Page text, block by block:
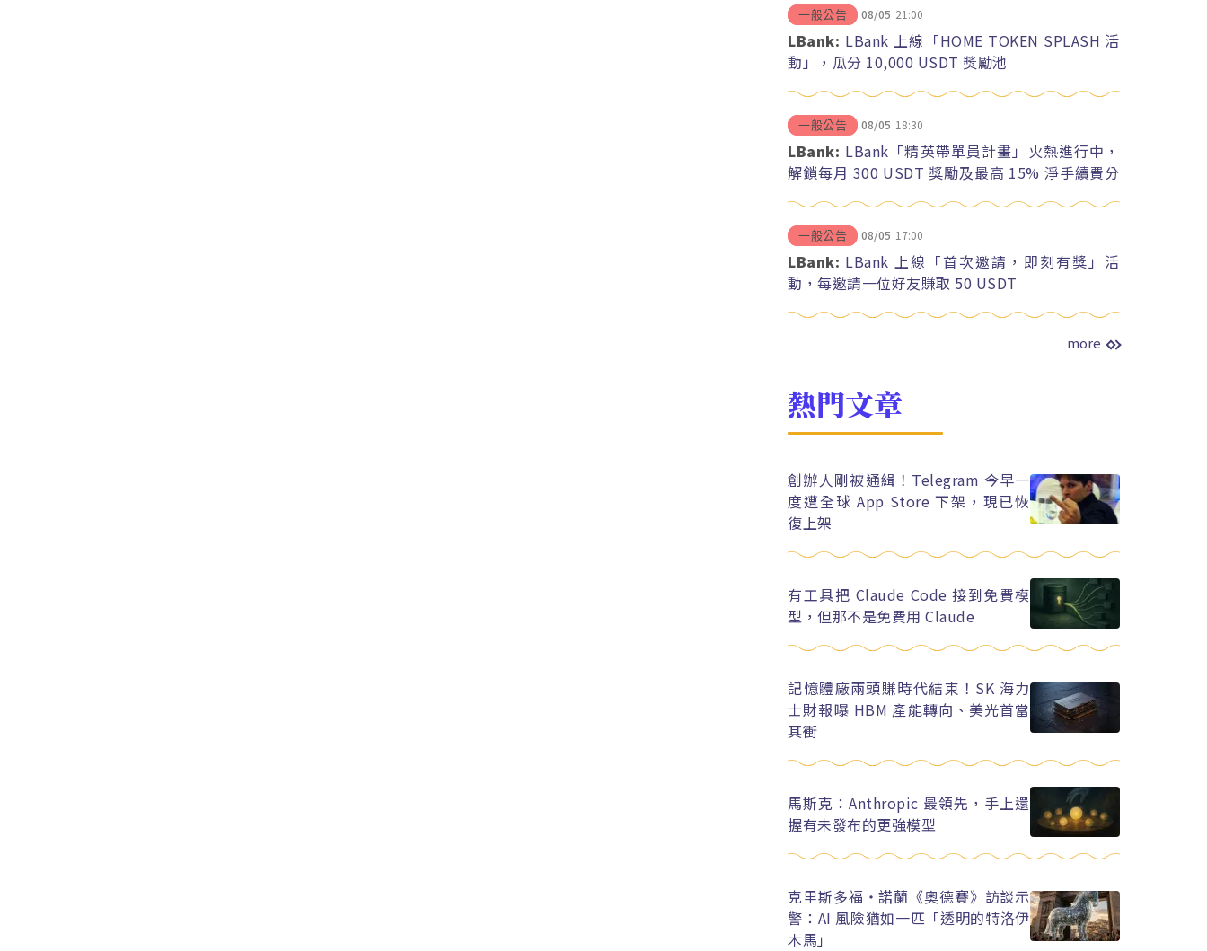
一般公告 08/05 21:00
LBank: LBank 上線「HOME TOKEN SPLASH 活
動」，瓜分 10,000 USDT 獎勵池
一般公告 08/05 18:30
LBank: LBank「精英帶單員計畫」火熱進行中，
解鎖每月 300 USDT 獎勵及最高 15% 淨手續費分
一般公告 08/05 17:00
LBank: LBank 上線「首次邀請，即刻有獎」活
動，每邀請一位好友賺取 50 USDT
more
熱門文章
創辦人剛被通緝！Telegram 今早一
度遭全球 App Store 下架，現已恢
復上架
有工具把 Claude Code 接到免費模
型，但那不是免費用 Claude
記憶體廠兩頭賺時代結束！SK 海力
士財報曝 HBM 產能轉向、美光首當
其衝
馬斯克：Anthropic 最領先，手上還
握有未發布的更強模型
克里斯多福・諾蘭《奧德賽》訪談示
警：AI 風險猶如一匹「透明的特洛伊
木馬」